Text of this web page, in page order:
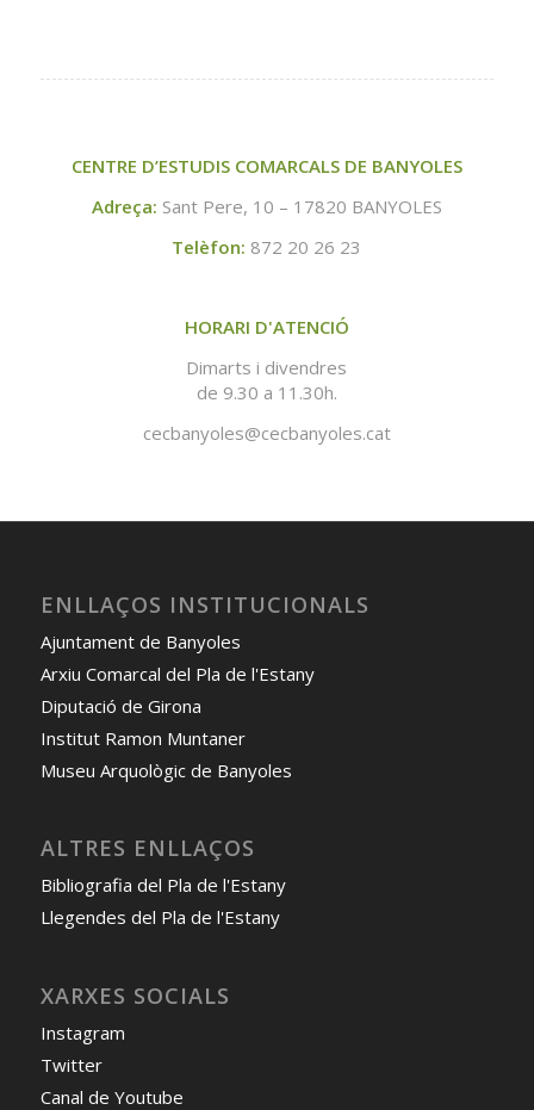
CENTRE D’ESTUDIS COMARCALS DE BANYOLES
Adreça: Sant Pere, 10 – 17820 BANYOLES
Telèfon: 872 20 26 23
HORARI D'ATENCIÓ
Dimarts i divendres
de 9.30 a 11.30h.
cecbanyoles@cecbanyoles.cat
ENLLAÇOS INSTITUCIONALS
Ajuntament de Banyoles
Arxiu Comarcal del Pla de l'Estany
Diputació de Girona
Institut Ramon Muntaner
Museu Arquològic de Banyoles
ALTRES ENLLAÇOS
Bibliografia del Pla de l'Estany
Llegendes del Pla de l'Estany
XARXES SOCIALS
Instagram
Twitter
Canal de Youtube